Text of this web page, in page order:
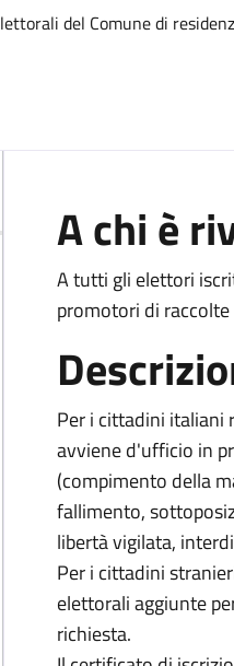
del Comune di
A chi è
A tutti gli elettori
promotori di
Per i cittadini italiani
avviene d'ufficio in
(compimento della
fallimento,
libertà vigilata,
Per i cittadini
elettorali aggiunte
richiesta.